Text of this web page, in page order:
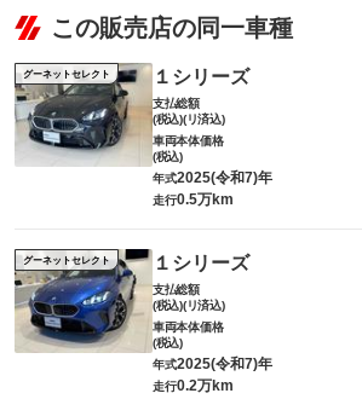
この販売店の同一車種
グーネットセレクト １シリーズ
支払総額
(税込)(リ済込)
車両本体価格
(税込)
年式2025(令和7)年
走行0.5万km
グーネットセレクト １シリーズ
支払総額
(税込)(リ済込)
車両本体価格
(税込)
年式2025(令和7)年
走行0.2万km